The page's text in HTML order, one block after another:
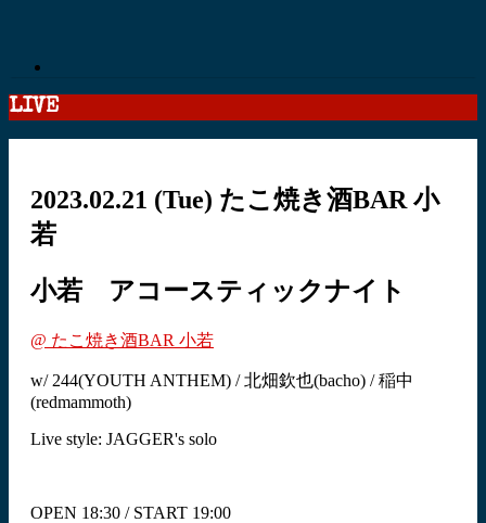
LIVE
2023.02.21 (Tue) たこ焼き酒BAR 小
若
小若 アコースティックナイト
@ たこ焼き酒BAR 小若
w/ 244(YOUTH ANTHEM) / 北畑欽也(bacho) / 稲中
(redmammoth)
Live style: JAGGER's solo
OPEN 18:30 / START 19:00